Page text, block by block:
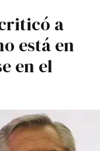
a
está en
en el